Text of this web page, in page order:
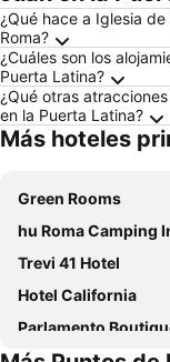
¿Qué hace a Iglesia
Roma?
¿Cuáles son los
Puerta Latina?
¿Qué otras
en la Puerta Latina?
Más hoteles
Green Rooms
hu Roma Camping
Trevi 41 Hotel
Hotel California
Parlamento